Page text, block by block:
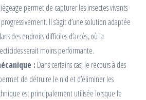
permet de capturer les insectes vivants
Il s’agit d’une solution adaptée
des endroits difficiles d’accès, où la
serait moins performante.
: Dans certains cas, le recours à des
de détruire le nid et d’éliminer les
est principalement utilisée lorsque le